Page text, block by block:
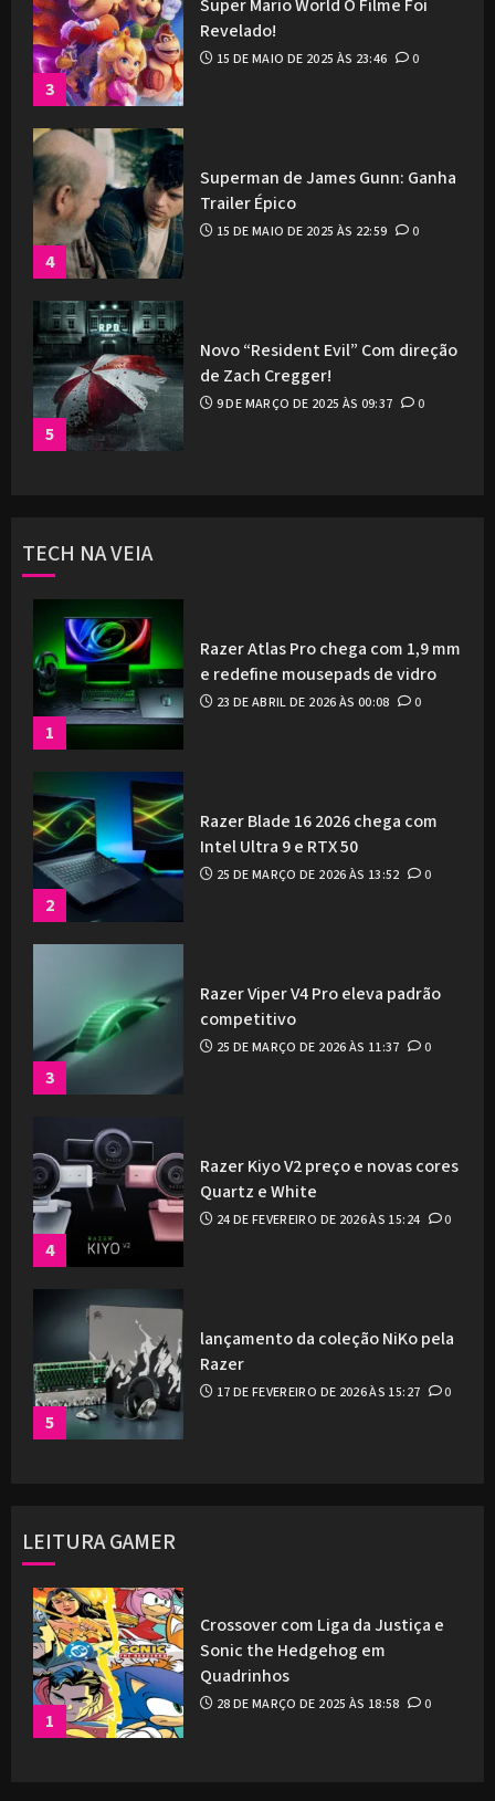
3
Super Mario World O Filme Foi
Revelado!
15 DE MAIO DE 2025 ÀS 23:46 0
4
Superman de James Gunn: Ganha
Trailer Épico
15 DE MAIO DE 2025 ÀS 22:59 0
5
Novo “Resident Evil” Com direção
de Zach Cregger!
9 DE MARÇO DE 2025 ÀS 09:37 0
TECH NA VEIA
1
Razer Atlas Pro chega com 1,9 mm
e redefine mousepads de vidro
23 DE ABRIL DE 2026 ÀS 00:08 0
2
Razer Blade 16 2026 chega com
Intel Ultra 9 e RTX 50
25 DE MARÇO DE 2026 ÀS 13:52 0
3
Razer Viper V4 Pro eleva padrão
competitivo
25 DE MARÇO DE 2026 ÀS 11:37 0
4
Razer Kiyo V2 preço e novas cores
Quartz e White
24 DE FEVEREIRO DE 2026 ÀS 15:24 0
5
lançamento da coleção NiKo pela
Razer
17 DE FEVEREIRO DE 2026 ÀS 15:27 0
LEITURA GAMER
1
Crossover com Liga da Justiça e
Sonic the Hedgehog em
Quadrinhos
28 DE MARÇO DE 2025 ÀS 18:58 0